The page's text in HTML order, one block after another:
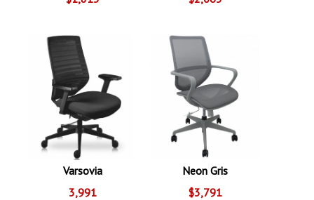
Varsovia
3,991
Neon Gris
$3,791